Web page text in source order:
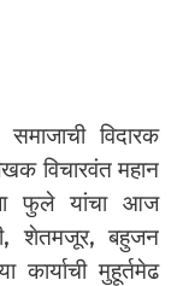
विदारक
विचारवंत महान
फुले यांचा आज
शेतमजूर, बहुजन
कार्याची मुहूर्तमेढ